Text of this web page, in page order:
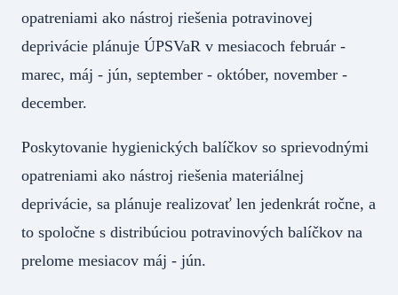
opatreniami ako nástroj riešenia potravinovej
deprivácie plánuje ÚPSVaR v mesiacoch február -
marec, máj - jún, september - október, november -
december.
Poskytovanie hygienických balíčkov so sprievodnými
opatreniami ako nástroj riešenia materiálnej
deprivácie, sa plánuje realizovať len jedenkrát ročne, a
to spoločne s distribúciou potravinových balíčkov na
prelome mesiacov máj - jún.